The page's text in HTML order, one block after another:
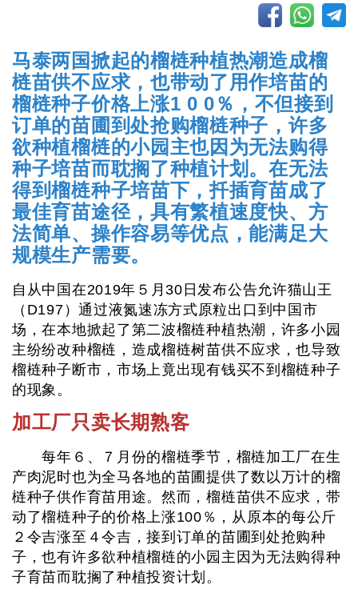
马泰两国掀起的榴梿种植热潮造成榴
梿苗供不应求，也带动了用作培苗的
榴梿种子价格上涨1 0 0％，不但接到
订单的苗圃到处抢购榴梿种子，许多
欲种植榴梿的小园主也因为无法购得
种子培苗而耽搁了种植计划。在无法
得到榴梿种子培苗下，扦插育苗成了
最佳育苗途径，具有繁植速度快、方
法简单、操作容易等优点，能满足大
规模生产需要。
自从中国在2019年５月30日发布公告允许猫山王
（D197）通过液氮速冻方式原粒出口到中国市
场，在本地掀起了第二波榴梿种植热潮，许多小园
主纷纷改种榴梿，造成榴梿树苗供不应求，也导致
榴梿种子断市，市场上竟出现有钱买不到榴梿种子
的现象。
加工厂只卖长期熟客
每年６、７月份的榴梿季节，榴梿加工厂在生
产肉泥时也为全马各地的苗圃提供了数以万计的榴
梿种子供作育苗用途。然而，榴梿苗供不应求，带
动了榴梿种子的价格上涨100％，从原本的每公斤
２令吉涨至４令吉，接到订单的苗圃到处抢购种
子，也有许多欲种植榴梿的小园主因为无法购得种
子育苗而耽搁了种植投资计划。